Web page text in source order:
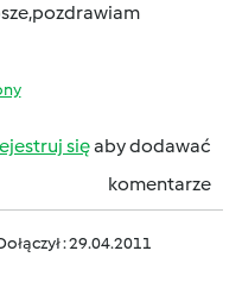
sięaby dodawać
komentarze
: 29.04.2011